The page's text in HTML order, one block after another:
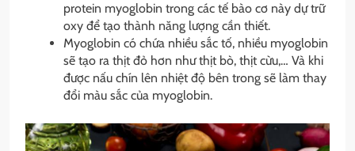
protein myoglobin trong các tế bào cơ này dự trữ
oxy để tạo thành năng lượng cần thiết.
Myoglobin có chứa nhiều sắc tố, nhiều myoglobin
sẽ tạo ra thịt đỏ hơn như thịt bò, thịt cừu,… Và khi
được nấu chín lên nhiệt độ bên trong sẽ làm thay
đổi màu sắc của myoglobin.